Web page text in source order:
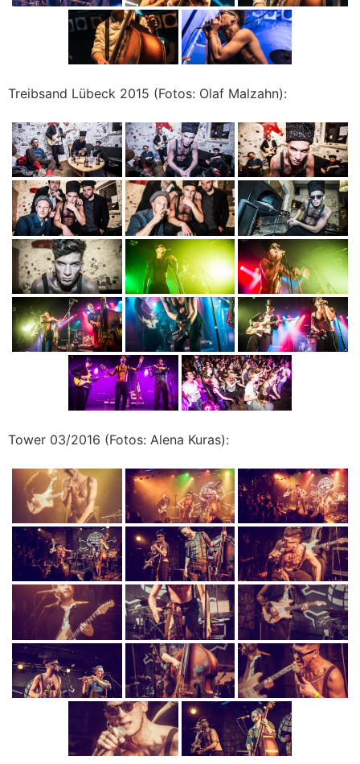
Treibsand Lübeck 2015 (Fotos: Olaf Malzahn):
Tower 03/2016 (Fotos: Alena Kuras):